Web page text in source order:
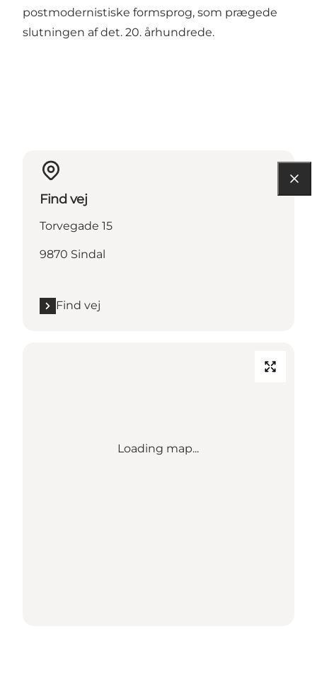
postmodernistiske formsprog, som prægede
slutningen af det. 20. århundrede.
Find vej
Torvegade 15
9870 Sindal
Find vej
Loading map...